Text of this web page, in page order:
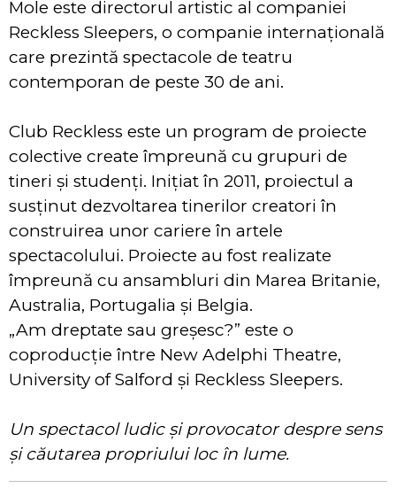
Mole este directorul artistic al companiei
Reckless Sleepers, o companie internațională
care prezintă spectacole de teatru
contemporan de peste 30 de ani.
Club Reckless este un program de proiecte
colective create împreună cu grupuri de
tineri și studenți. Inițiat în 2011, proiectul a
susținut dezvoltarea tinerilor creatori în
construirea unor cariere în artele
spectacolului. Proiecte au fost realizate
împreună cu ansambluri din Marea Britanie,
Australia, Portugalia și Belgia.
„Am dreptate sau greșesc?” este o
coproducție între New Adelphi Theatre,
University of Salford și Reckless Sleepers.
Un spectacol ludic și provocator despre sens
și căutarea propriului loc în lume.